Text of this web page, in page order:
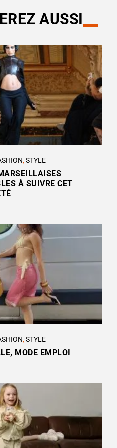
AUSSI
,STYLE
À SUIVRE CET
,STYLE
MODE EMPLOI